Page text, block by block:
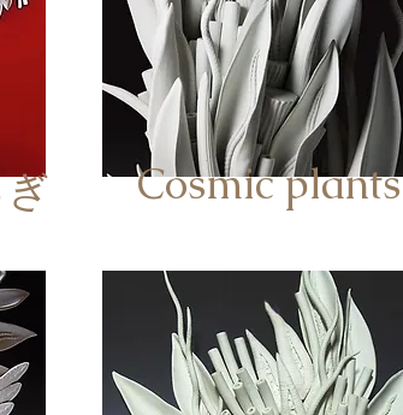
Cosmic plants